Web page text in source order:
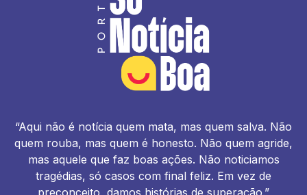
“Aqui não é notícia quem mata, mas quem salva. Não
quem rouba, mas quem é honesto. Não quem agride,
mas aquele que faz boas ações. Não noticiamos
tragédias, só casos com final feliz. Em vez de